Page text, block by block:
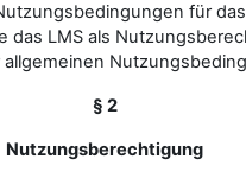
für
das LMS als
allgemeinen
§ 2
Nutzungsberechtigung